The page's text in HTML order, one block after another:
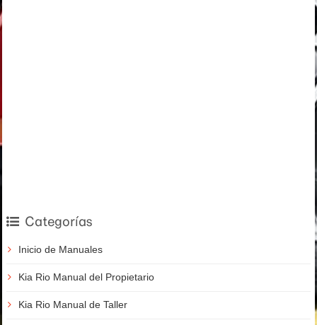
Categorías
Inicio de Manuales
Kia Rio Manual del Propietario
Kia Rio Manual de Taller